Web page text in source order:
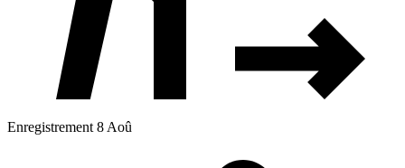
Enregistrement 8 Aoû